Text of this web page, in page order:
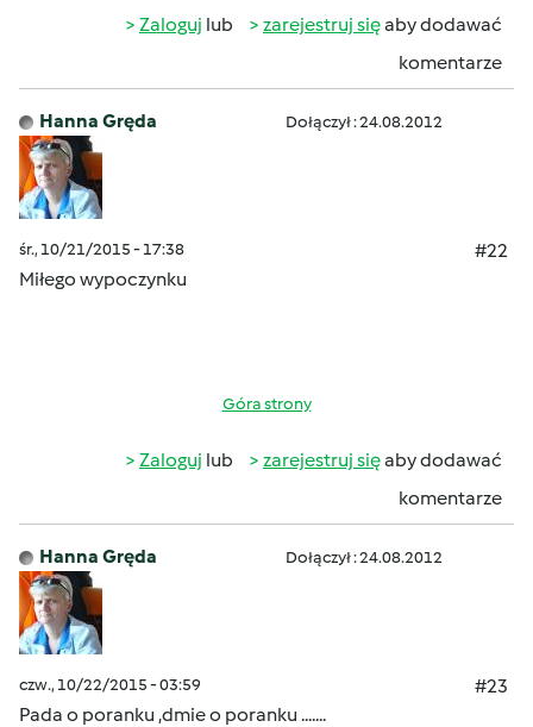
Zaloguj lub zarejestruj sięaby dodawać
komentarze
Hanna Gręda Dołączył : 24.08.2012
śr., 10/21/2015 - 17:38
#22
Miłego wypoczynku
Góra strony
Zaloguj lub zarejestruj sięaby dodawać
komentarze
Hanna Gręda Dołączył : 24.08.2012
czw., 10/22/2015 - 03:59
#23
Pada o poranku ,dmie o poranku .......